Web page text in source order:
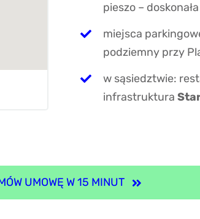
pieszo –
miejsca
podziemny przy
w sąsiedztwie:
infrastruktura
UMOWĘ W 15 MINUT